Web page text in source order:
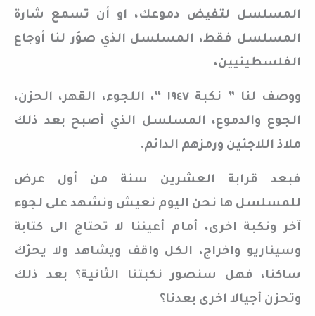
المسلسل لتفيض دموعك، او أن تسمع شارة
المسلسل فقط، المسلسل الذي صوّر لنا أوجاع
الفلسطينيين،
ووصف لنا ” نكبة ١٩٤٧ “، اللجوء، القهر، الحزن،
الجوع والدموع، المسلسل الذي أصبح بعد ذلك
ملاذ اللاجئين ورمزهم الدائم.
فبعد قرابة العشرين سنة من أول عرض
للمسلسل ها نحن اليوم نعيش ونشهد على لجوء
آخر ونكبة اخرى، أمام أعيننا لا تحتاج الى كتابة
وسيناريو واخراج، الكل واقف ويشاهد ولا يحرّك
ساكنا، فهل سنصور نكبتنا الثانية؟ بعد ذلك
وتحزن أجيالا اخرى بعدنا؟